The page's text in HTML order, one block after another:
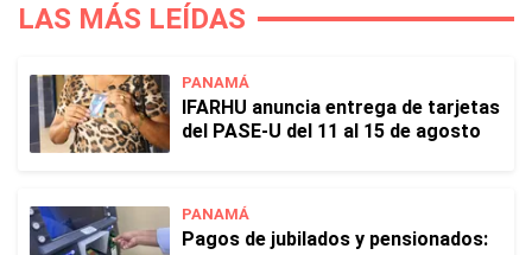
LAS MÁS LEÍDAS
PANAMÁ
IFARHU anuncia entrega de tarjetas
del PASE-U del 11 al 15 de agosto
PANAMÁ
Pagos de jubilados y pensionados: